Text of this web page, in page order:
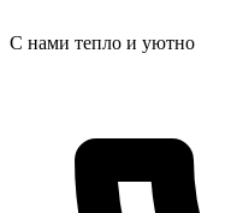
С нами тепло и уютно